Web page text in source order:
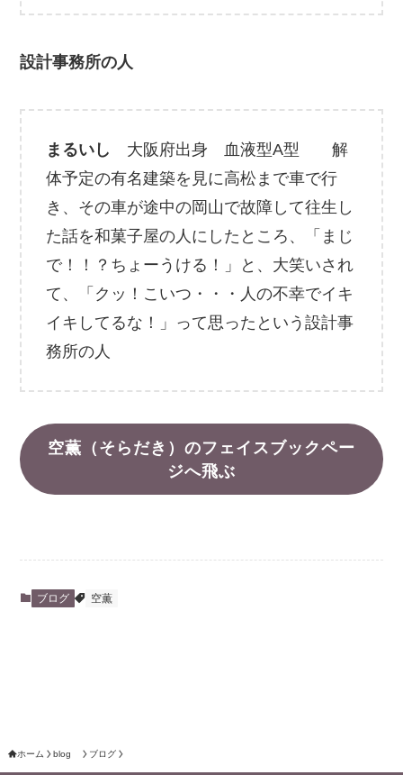
設計事務所の人
まるいし
大阪府出身 血液型A型 解
体予定の有名建築を見に高松まで車で行
き、その車が途中の岡山で故障して往生し
た話を和菓子屋の人にしたところ、「まじ
で！！？ちょーうける！」と、大笑いされ
て、「クッ！こいつ・・・人の不幸でイキ
イキしてるな！」って思ったという設計事
務所の人
空薫（そらだき）のフェイスブックペー
ジへ飛ぶ
ブログ 空薫
ホーム blog ブログ